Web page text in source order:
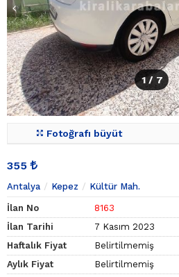
1/ 7
Fotoğrafı büyüt
355
Antalya Kepez Kültür Mah.
İlan No
8163
İlan Tarihi
7 Kasım 2023
Haftalık Fiyat
Belirtilmemiş
Aylık Fiyat
Belirtilmemiş